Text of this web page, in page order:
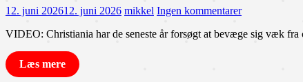
12. juni 202612. juni 2026 mikkel Ingen kommentarer
VIDEO: Christiania har de seneste år forsøgt at bevæge sig væk
Læs mere